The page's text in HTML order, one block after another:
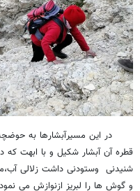
در این مسیرآبشارها به حوضچه
قطره آن آبشار شکیل و با ابهت
شنیدنی وستودنی داشت زلالی
و گوش ها را لبریز ازنوازش می